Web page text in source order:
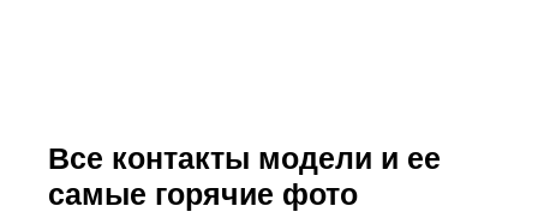
Все контакты модели и ее
самые горячие фото